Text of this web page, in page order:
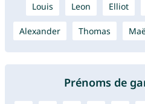
Louis Leon Elliot
Alexander Thomas
Prénoms de